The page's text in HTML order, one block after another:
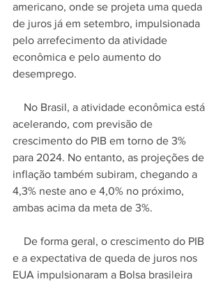
americano, onde se projeta uma queda
de juros já em setembro, impulsionada
pelo arrefecimento da atividade
econômica e pelo aumento do
desemprego.
acelerando, com previsão de
crescimento do PIB em torno de 3%
para 2024. No entanto, as projeções de
inflação também subiram, chegando a
4,3% neste ano e 4,0% no próximo,
ambas acima da meta de 3%.
e a expectativa de queda de juros nos
EUA impulsionaram a Bolsa brasileira